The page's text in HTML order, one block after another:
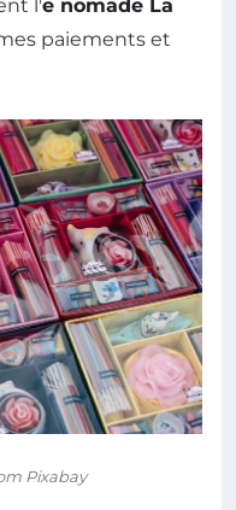
l'e nomade La
paiements et
Pixabay